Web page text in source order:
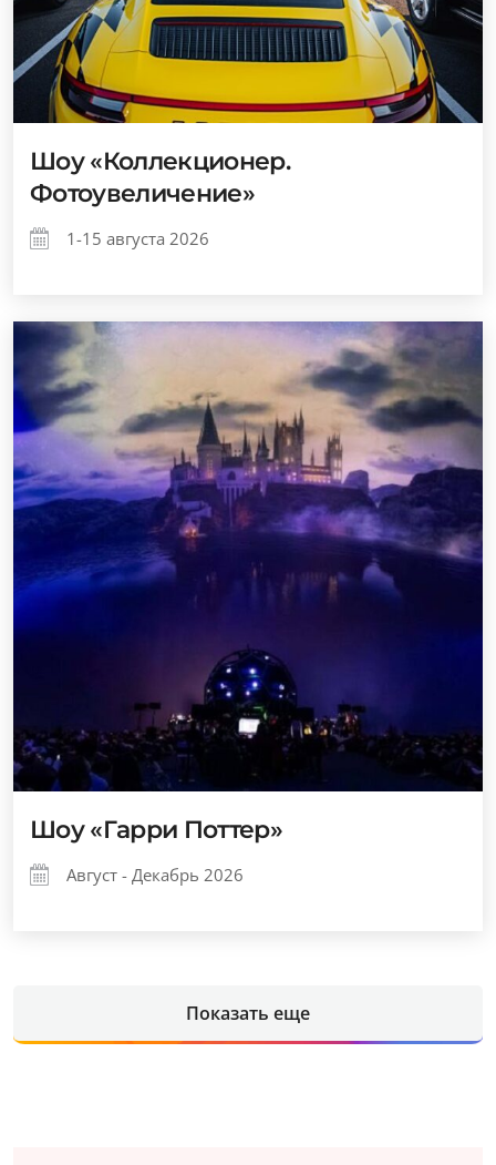
Шоу «Коллекционер.
Фотоувеличение»
1-15 августа 2026
Шоу «Гарри Поттер»
Август - Декабрь 2026
Показать еще